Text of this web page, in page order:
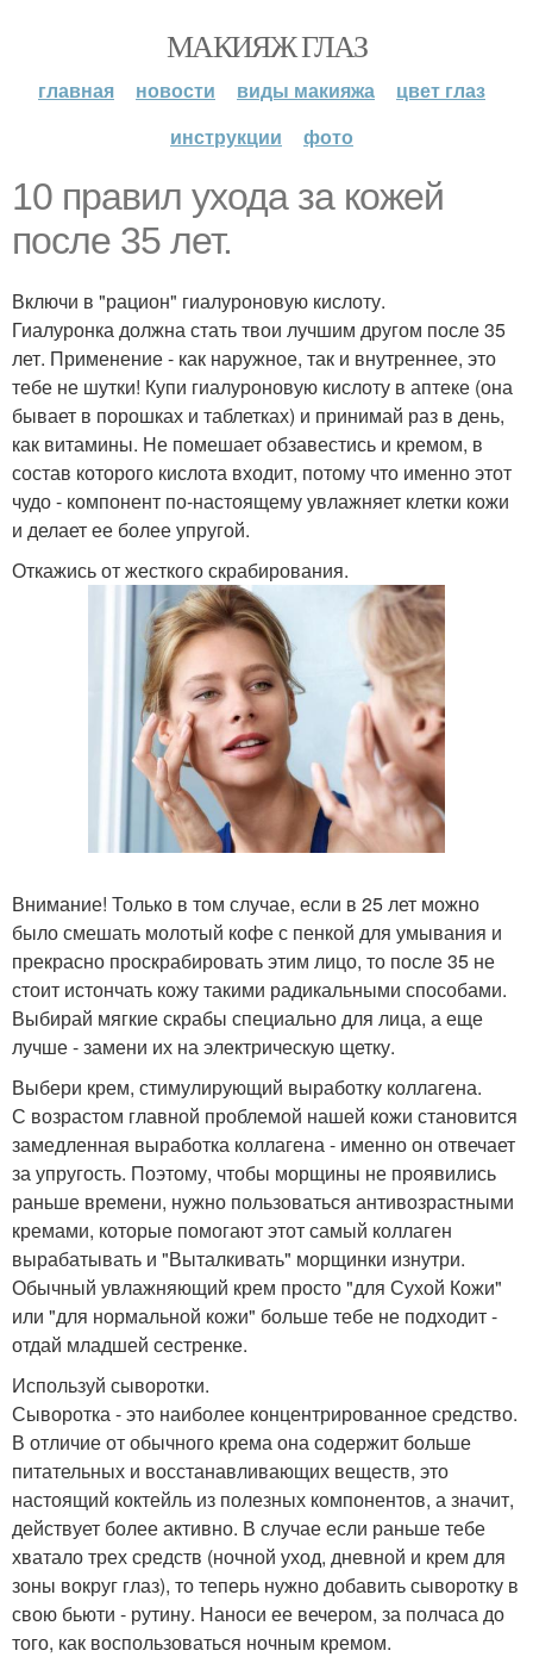
МАКИЯЖ ГЛАЗ
главная новости виды макияжа
цвет глаз
инструкции
фото
10 правил ухода за кожей
после 35 лет.
Включи в "рацион" гиалуроновую кислоту.
Гиалуронка должна стать твои лучшим другом после 35
лет. Применение - как наружное, так и внутреннее, это
тебе не шутки! Купи гиалуроновую кислоту в аптеке (она
бывает в порошках и таблетках) и принимай раз в день,
как витамины. Не помешает обзавестись и кремом, в
состав которого кислота входит, потому что именно этот
чудо - компонент по-настоящему увлажняет клетки кожи
и делает ее более упругой.
Откажись от жесткого скрабирования.
Внимание! Только в том случае, если в 25 лет можно
было смешать молотый кофе с пенкой для умывания и
прекрасно проскрабировать этим лицо, то после 35 не
стоит истончать кожу такими радикальными способами.
Выбирай мягкие скрабы специально для лица, а еще
лучше - замени их на электрическую щетку.
Выбери крем, стимулирующий выработку коллагена.
С возрастом главной проблемой нашей кожи становится
замедленная выработка коллагена - именно он отвечает
за упругость. Поэтому, чтобы морщины не проявились
раньше времени, нужно пользоваться антивозрастными
кремами, которые помогают этот самый коллаген
вырабатывать и "Выталкивать" морщинки изнутри.
Обычный увлажняющий крем просто "для Сухой Кожи"
или "для нормальной кожи" больше тебе не подходит -
отдай младшей сестренке.
Используй сыворотки.
Сыворотка - это наиболее концентрированное средство.
В отличие от обычного крема она содержит больше
питательных и восстанавливающих веществ, это
настоящий коктейль из полезных компонентов, а значит,
действует более активно. В случае если раньше тебе
хватало трех средств (ночной уход, дневной и крем для
зоны вокруг глаз), то теперь нужно добавить сыворотку в
свою бьюти - рутину. Наноси ее вечером, за полчаса до
того, как воспользоваться ночным кремом.